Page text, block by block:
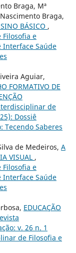
Braga, Mª
Braga,
BÁSICO ,
e
Interface Saúde
Aguiar,
FORMATIVO DE
de
Dossiê
Tecendo Saberes
de Medeiros, A
VISUAL ,
e
Interface Saúde
EDUCAÇÃO
v. 26 n. 1
de Filosofia e